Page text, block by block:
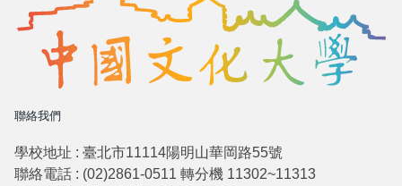
聯絡我們
學校地址 : 臺北市11114陽明山華岡路55號
聯絡電話 : (02)2861-0511 轉分機 11302~11313